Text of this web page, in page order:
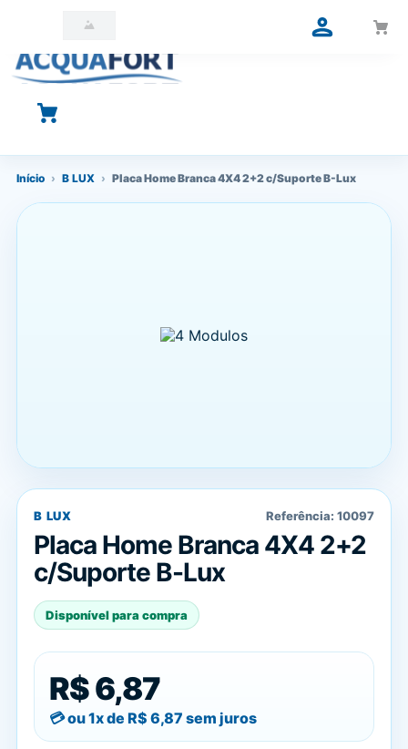
O que você está procurando?
Início › B LUX › Placa Home Branca 4X4 2+2 c/Suporte B-Lux
B LUX Referência: 10097
Placa Home Branca 4X4 2+2
c/Suporte B-Lux
Disponível para compra
R$ 6,87
ou 1x de R$ 6,87 sem juros